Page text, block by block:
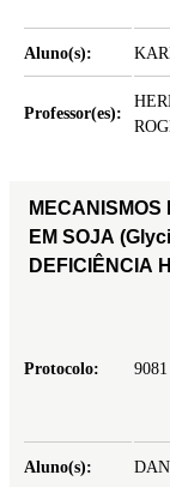
Aluno(s):
Professor(es):
EM SOJA
DEFICIÊNCIA
Protocolo: 9081
Aluno(s):